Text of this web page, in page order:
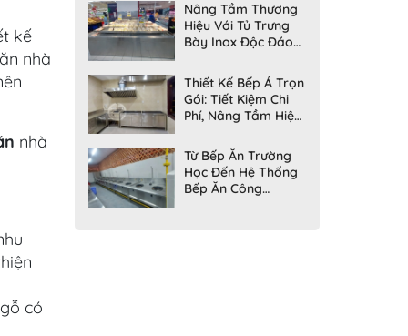
kế
nhà
nhà
có
Nâng Tầm Thương
Hiệu Với Tủ Trưng
Bày Inox Độc Đáo
Hoàng
Thiết Kế Bếp Á Trọn
Gói: Tiết Kiệm Chi
Phí, Nâng Tầm Hiệu
Hoàng
Từ Bếp Ăn Trường
Học Đến Hệ Thống
Bếp Ăn Công